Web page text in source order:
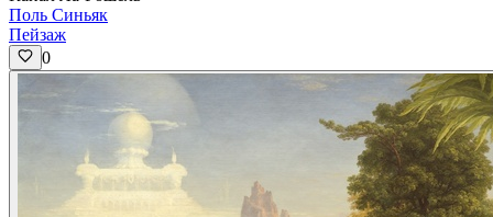
Поль Синьяк
Пейзаж
0